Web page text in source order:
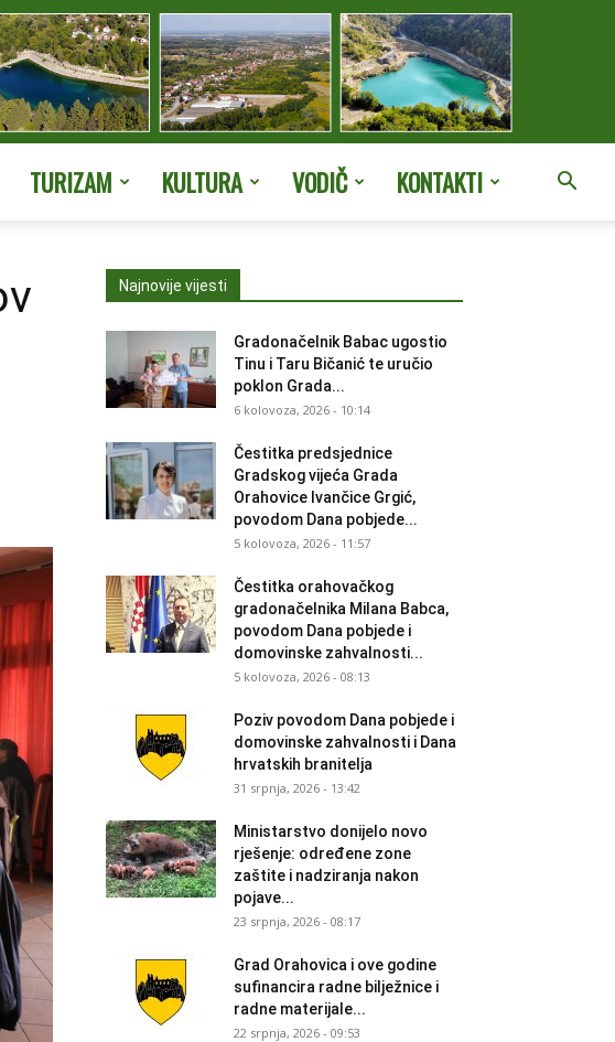
TURIZAM KULTURA VODIČ KONTAKTI
Najnovije vijesti
Gradonačelnik Babac ugostio
Tinu i Taru Bičanić te uručio
poklon Grada...
6 kolovoza, 2026 - 10:14
Čestitka predsjednice
Gradskog vijeća Grada
Orahovice Ivančice Grgić,
povodom Dana pobjede...
5 kolovoza, 2026 - 11:57
Čestitka orahovačkog
gradonačelnika Milana Babca,
povodom Dana pobjede i
domovinske zahvalnosti...
5 kolovoza, 2026 - 08:13
Poziv povodom Dana pobjede i
domovinske zahvalnosti i Dana
hrvatskih branitelja
31 srpnja, 2026 - 13:42
Ministarstvo donijelo novo
rješenje: određene zone
zaštite i nadziranja nakon
pojave...
23 srpnja, 2026 - 08:17
Grad Orahovica i ove godine
sufinancira radne bilježnice i
radne materijale...
22 srpnja, 2026 - 09:53